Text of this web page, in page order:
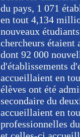
du pays, 1 071
en tout 4,134
nouveaux
chercheurs étaient
dont 92 000
d'établissements
accueillaient en
élèves ont été
secondaire du
accueillaient en
professionnelles